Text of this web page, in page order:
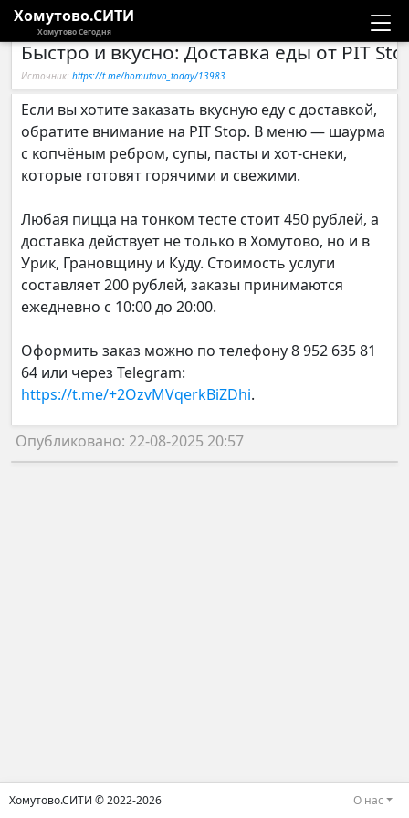
Хомутово.СИТИ
Хомутово Сегодня
Новости
Галерея
Быстро и вкусно: Доставка еды от PIT
Источник: https://t.me/homutovo_today/13983
Если вы хотите заказать вкусную еду с доставкой,
обратите внимание на PIT Stop. В меню — шаурма
с копчёным ребром, супы, пасты и хот-снеки,
которые готовят горячими и свежими.
Любая пицца на тонком тесте стоит 450 рублей, а
доставка действует не только в Хомутово, но и в
Урик, Грановщину и Куду. Стоимость услуги
составляет 200 рублей, заказы принимаются
ежедневно с 10:00 до 20:00.
Оформить заказ можно по телефону 8 952 635 81
64 или через Telegram:
https://t.me/+2OzvMVqerkBiZDhi.
Опубликовано: 22-08-2025 20:57
Хомутово.СИТИ © 2022-2026 О нас